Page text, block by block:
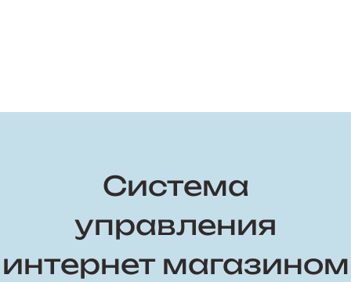
Система
управления
интернет магазином